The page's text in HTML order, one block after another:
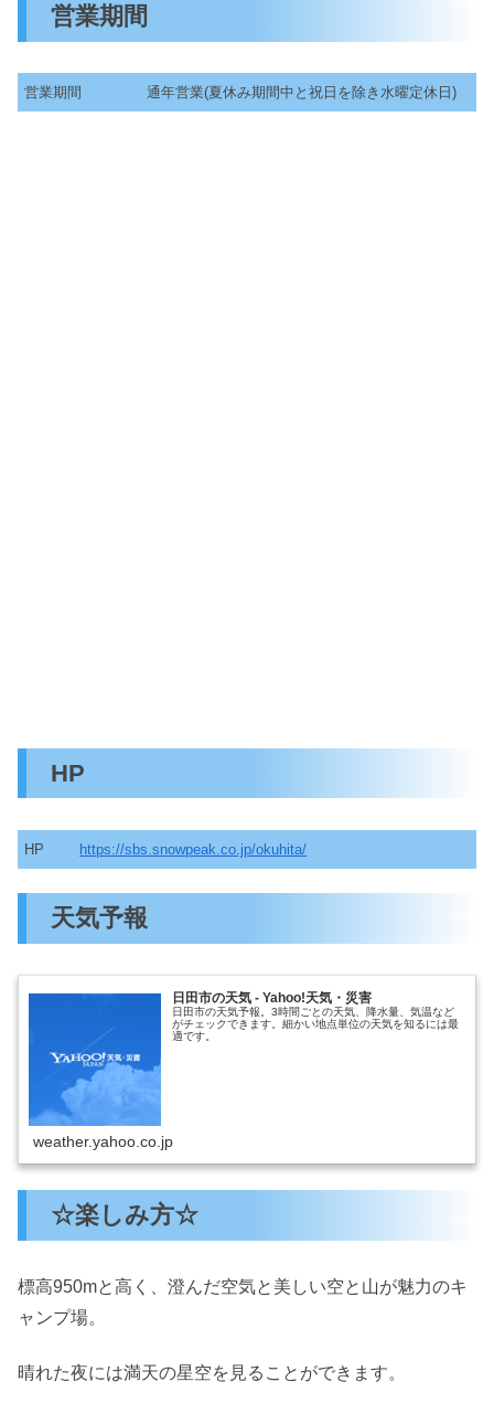
営業期間
営業期間 通年営業(夏休み期間中と祝日を除き水曜定休日)
HP
HP https://sbs.snowpeak.co.jp/okuhita/
天気予報
日田市の天気 - Yahoo!天気・災害
日田市の天気予報。3時間ごとの天気、降水量、気温など
がチェックできます。細かい地点単位の天気を知るには最
適です。
weather.yahoo.co.jp
☆楽しみ方☆
標高950mと高く、澄んだ空気と美しい空と山が魅力のキ
ャンプ場。
晴れた夜には満天の星空を見ることができます。